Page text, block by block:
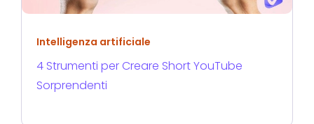
Intelligenza artificiale
4 Strumenti per Creare Short YouTube
Sorprendenti